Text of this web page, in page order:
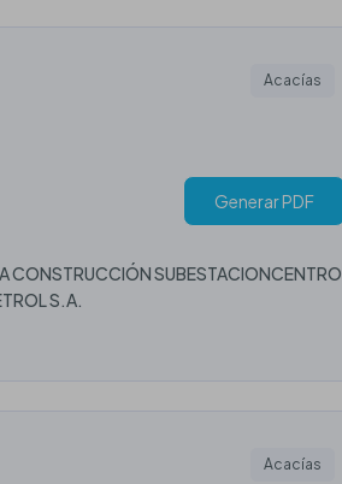
Acacías
Generar PDF
CONSTRUCCIÓN SUBESTACIONCENTRO
S.A.
Acacías